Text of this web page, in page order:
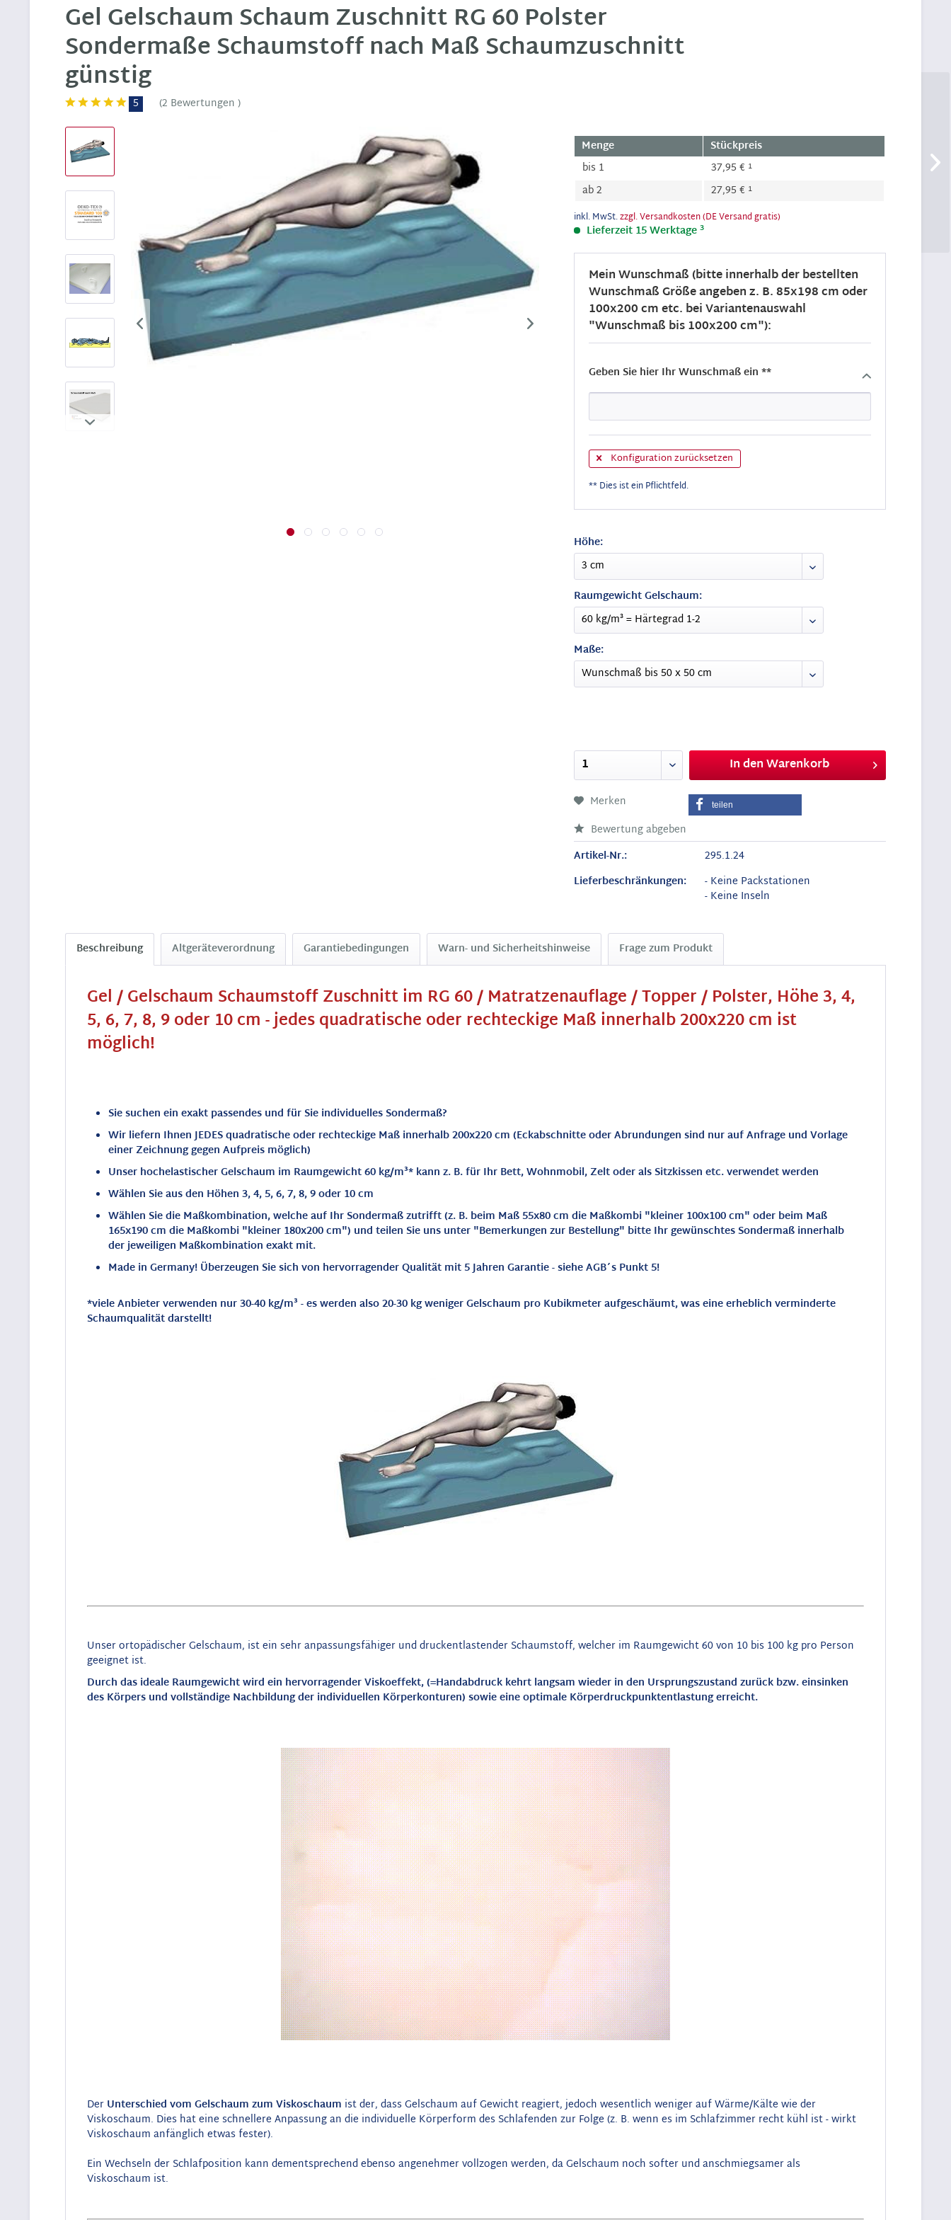
Gel Gelschaum Schaum Zuschnitt RG 60 Polster
Sondermaße Schaumstoff nach Maß Schaumzuschnitt
günstig
5 (2 Bewertungen )
Menge
Stückpreis
bis 1 37,95 € 1
ab2 27,95 € 1
inkl. MwSt.zzgl. Versandkosten (DE Versand gratis)
Lieferzeit 15 Werktage3
Mein Wunschmaß (bitte innerhalb der bestellten
Wunschmaß Größe angeben z. B. 85x198 cm oder
100x200 cm etc. bei Variantenauswahl
"Wunschmaß bis 100x200 cm"):
Geben Sie hier Ihr Wunschmaß ein **
Konfiguration zurücksetzen
** Dies ist ein Pflichtfeld.
Höhe:
Raumgewicht Gelschaum:
Maße:
In denWarenkorb
Merken teilen
Bewertung abgeben
Artikel-Nr.:
295.1.24
Lieferbeschränkungen:
- Keine Packstationen
- Keine Inseln
Beschreibung Altgeräteverordnung Garantiebedingungen Warn- und Sicherheitshinweise Frage zum Produkt
Gel / Gelschaum Schaumstoff Zuschnitt im RG 60 / Matratzenauflage / Topper / Polster, Höhe 3, 4,
5, 6, 7, 8, 9 oder 10 cm - jedes quadratische oder rechteckige Maß innerhalb 200x220 cm ist
möglich!
Sie suchen ein exakt passendes und für Sie individuelles Sondermaß?
Wir liefern Ihnen JEDES quadratische oder rechteckige Maß innerhalb 200x220 cm (Eckabschnitte oder Abrundungen sind nur auf Anfrage und Vorlage
einer Zeichnung gegen Aufpreis möglich)
Unser hochelastischer Gelschaum im Raumgewicht 60 kg/m³* kann z. B. für Ihr Bett, Wohnmobil, Zelt oder als Sitzkissen etc. verwendet werden
Wählen Sie aus den Höhen 3, 4, 5, 6, 7, 8, 9 oder 10 cm
Wählen Sie die Maßkombination, welche auf Ihr Sondermaß zutrifft (z. B. beim Maß 55x80 cm die Maßkombi "kleiner 100x100 cm" oder beim Maß
165x190 cm die Maßkombi "kleiner 180x200 cm") und teilen Sie uns unter "Bemerkungen zur Bestellung" bitte Ihr gewünschtes Sondermaß innerhalb
der jeweiligen Maßkombination exakt mit.
Made in Germany! Überzeugen Sie sich von hervorragender Qualität mit 5 Jahren Garantie - siehe AGB´s Punkt 5!
*viele Anbieter verwenden nur 30-40 kg/m³ - es werden also 20-30 kg weniger Gelschaum pro Kubikmeteraufgeschäumt, was eine erheblich verminderte
Schaumqualität darstellt!
Unser ortopädischer Gelschaum, ist ein sehr anpassungsfähiger und druckentlastender Schaumstoff, welcher im Raumgewicht 60 von 10 bis 100 kg pro Person
geeignet ist.
Durch das ideale Raumgewicht wird ein hervorragender Viskoeffekt, (=Handabdruck kehrt langsam wieder in den Ursprungszustand zurück bzw. einsinken
des Körpers und vollständige Nachbildung der individuellen Körperkonturen) sowie eine optimale Körperdruckpunktentlastung erreicht.
Der Unterschied vom Gelschaum zum Viskoschaum ist der, dass Gelschaum auf Gewicht reagiert, jedoch wesentlich weniger auf Wärme/Kälte wie der
Viskoschaum. Dies hat eine schnellere Anpassung an die individuelle Körperform des Schlafenden zur Folge (z. B. wenn es im Schlafzimmer recht kühl ist - wirkt
Viskoschaum anfänglich etwas fester).
Ein Wechseln der Schlafposition kann dementsprechend ebenso angenehmer vollzogen werden, da Gelschaum noch softer und anschmiegsamer als
Viskoschaum ist.